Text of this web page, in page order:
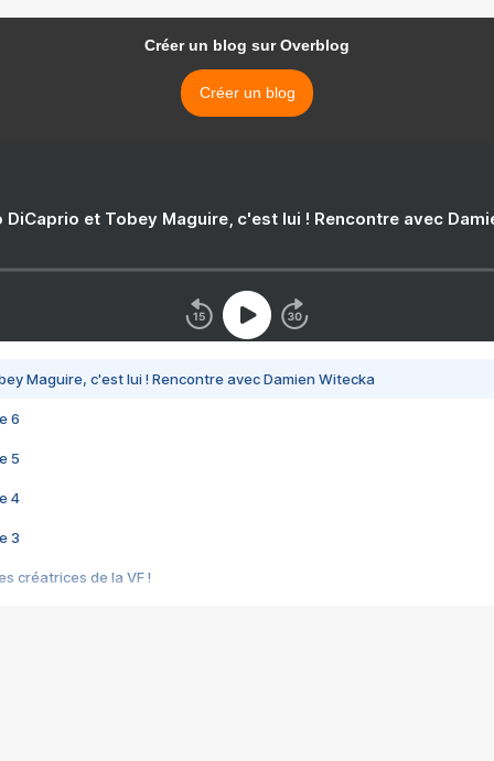
Créer un blog sur Overblog
Créer un blog
DiCaprio et Tobey Maguire, c'est lui ! Rencontre avec
Maguire, c'est lui ! Rencontre avec Damien Witecka
6
5
4
3
créatrices de la VF !